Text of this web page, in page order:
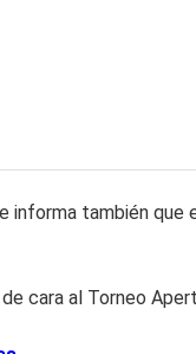
también
cara al Torneo